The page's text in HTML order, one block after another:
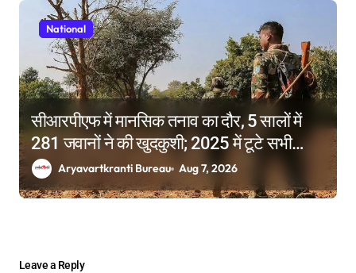
National
सीआरपीएफ में मानसिक तनाव का दौर, 5 सालों में
281 जवानों ने की खुदकुशी; 2025 में टूटे सभी
रिकॉर्डAryavartkranti Bureau Aug 7, 2026
Leave a Reply